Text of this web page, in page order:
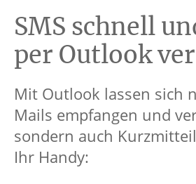
SMS schnell
per Outlook
Mit Outlook lassen sich
Mails empfangen und
sondern auch
Ihr Handy: